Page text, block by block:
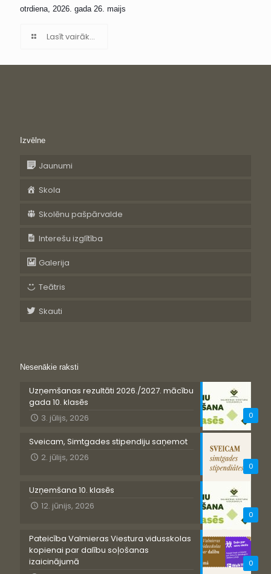
otrdiena, 2026. gada 26. maijs
Lasīt vairāk...
Izvēlne
Jaunumi
Skola
Skolēnu pašpārvalde
Interešu izglītība
Galerija
Teātris
Skauti
Nesenākie raksti
0
Uzņemšanas rezultāti 2026./2027. mācību
gada 10. klasēs
3. jūlijs, 2026
0
Sveicam, Simtgades stipendiju saņemot
2. jūlijs, 2026
0
Uzņemšana 10. klasēs
12. jūnijs, 2026
0
Pateicība Valmieras Viestura vidusskolas
kopienai par dalību soļošanas
izaicinājumā